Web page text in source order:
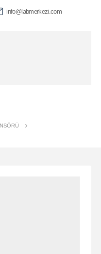
info@labmerkezi.com